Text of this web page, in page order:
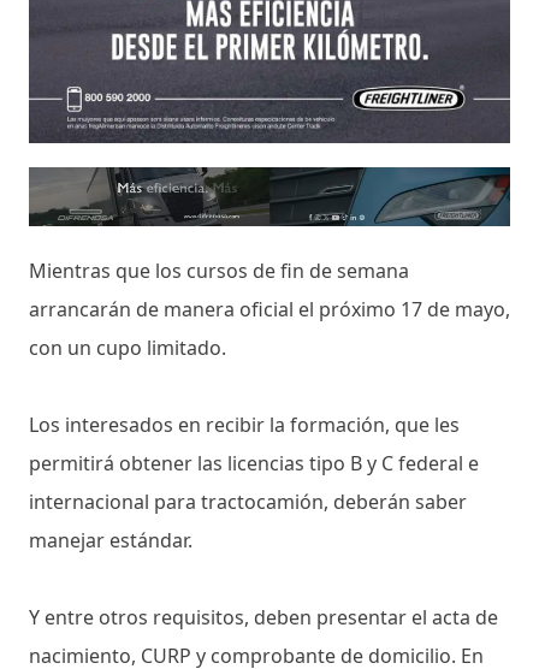
Mientras que los cursos de fin de semana
arrancarán de manera oficial el próximo 17 de mayo,
con un cupo limitado.
Los interesados en recibir la formación, que les
permitirá obtener las licencias tipo B y C federal e
internacional para tractocamión, deberán saber
manejar estándar.
Y entre otros requisitos, deben presentar el acta de
nacimiento, CURP y comprobante de domicilio. En